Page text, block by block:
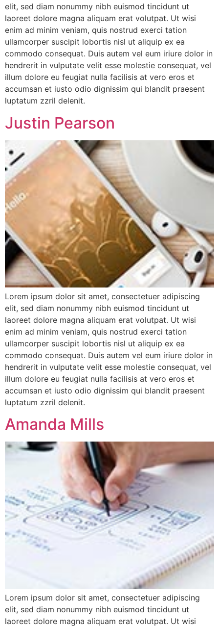
elit, sed diam nonummy nibh euismod tincidunt ut
laoreet dolore magna aliquam erat volutpat. Ut wisi
enim ad minim veniam, quis nostrud exerci tation
ullamcorper suscipit lobortis nisl ut aliquip ex ea
commodo consequat. Duis autem vel eum iriure dolor in
hendrerit in vulputate velit esse molestie consequat, vel
illum dolore eu feugiat nulla facilisis at vero eros et
accumsan et iusto odio dignissim qui blandit praesent
luptatum zzril delenit.
Justin Pearson
Lorem ipsum dolor sit amet, consectetuer adipiscing
elit, sed diam nonummy nibh euismod tincidunt ut
laoreet dolore magna aliquam erat volutpat. Ut wisi
enim ad minim veniam, quis nostrud exerci tation
ullamcorper suscipit lobortis nisl ut aliquip ex ea
commodo consequat. Duis autem vel eum iriure dolor in
hendrerit in vulputate velit esse molestie consequat, vel
illum dolore eu feugiat nulla facilisis at vero eros et
accumsan et iusto odio dignissim qui blandit praesent
luptatum zzril delenit.
Amanda Mills
Lorem ipsum dolor sit amet, consectetuer adipiscing
elit, sed diam nonummy nibh euismod tincidunt ut
laoreet dolore magna aliquam erat volutpat. Ut wisi